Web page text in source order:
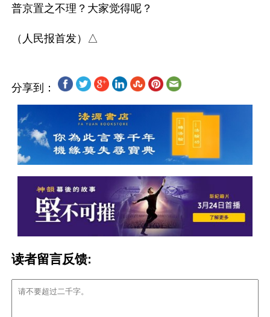
普京置之不理？大家觉得呢？
分享到：
读者留言反馈: